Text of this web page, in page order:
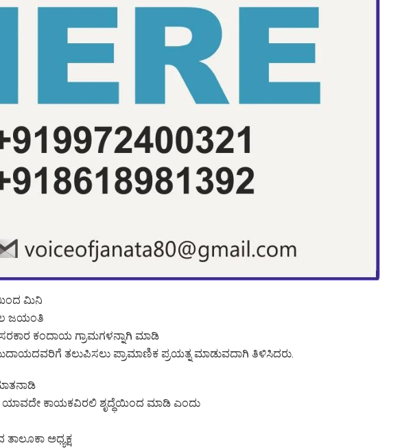
ಮಿನಿ
ಜಯಂತಿ
ಕಂದಾಯ ಗ್ರಾಮಗಳನ್ನಾಗಿ ಮಾಡಿ
ತಲುಪಿಸಲು ಪ್ರಾಮಾಣಿಕ ಪ್ರಯತ್ನ ಮಾಡುವದಾಗಿ ತಿಳಿಸಿದರು.
ಯಾವದೇ ಕಾಯಕವಿರಲಿ ಶೃದ್ಧೆಯಿಂದ ಮಾಡಿ ಎಂದು
ಅಧ್ಯಕ್ಷ